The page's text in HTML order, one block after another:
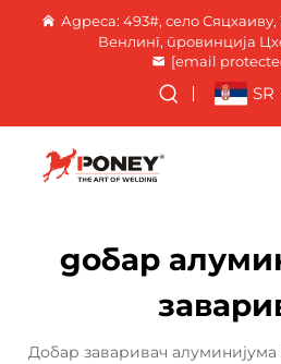
Адреса: 493#, село
Венлинг, провинција
[email
SR
добар
Добар заваривач